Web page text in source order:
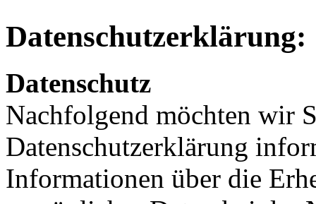
Datenschutzerklärung:
Datenschutz
Nachfolgend möchten wir
Datenschutzerklärung
Informationen über die